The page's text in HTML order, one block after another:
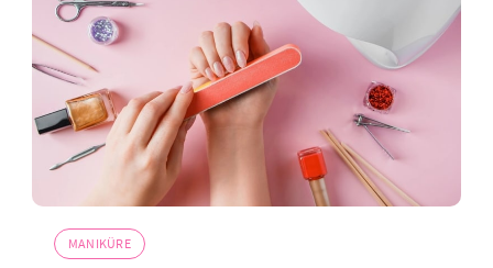
MANIKÜRE